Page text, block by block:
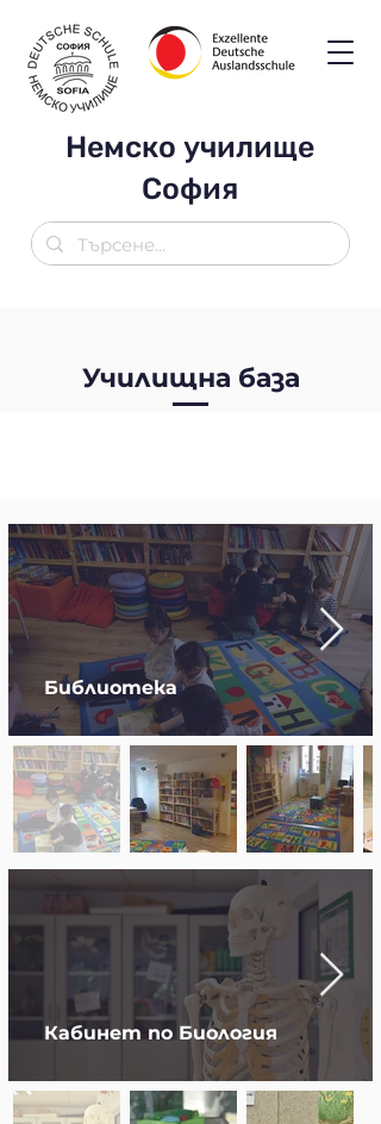
Немско училище
София
Училищна база
Библиотека
Кабинет по Биология